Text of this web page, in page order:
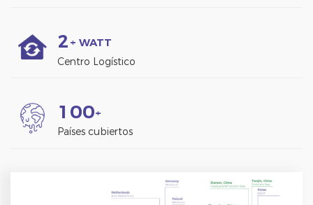
2 + WATT
Centro Logístico
1 00+
Países cubiertos